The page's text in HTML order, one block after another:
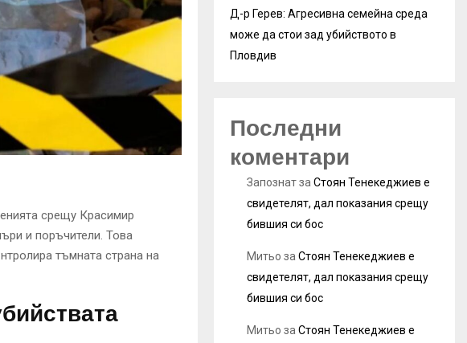
срещу Красимир
и поръчители. Това
тъмната страна на
Д-р Герев: Агресивна семейна среда
може да стои зад убийството в
Пловдив
Последни
коментари
Запознатза Стоян Тенекеджиев е
свидетелят, дал показания срещу
бившия си бос
Митьо за Стоян Тенекеджиев е
свидетелят, дал показания срещу
бившия си бос
Митьо за Стоян Тенекеджиев е